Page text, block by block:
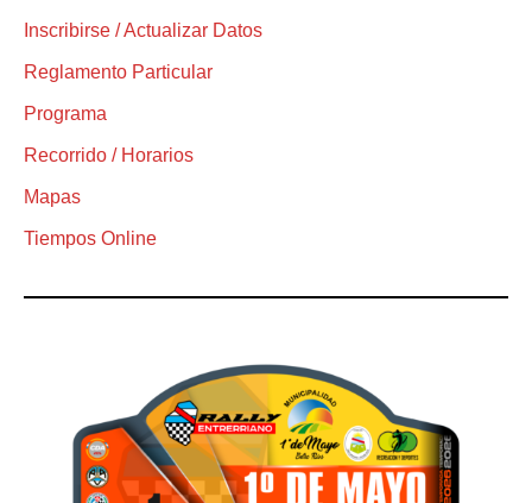
Inscribirse / Actualizar Datos
Reglamento Particular
Programa
Recorrido / Horarios
Mapas
Tiempos Online